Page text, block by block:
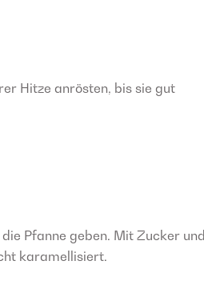
Hitze anrösten, bis sie gut
Pfanne geben. Mit Zucker und
karamellisiert.